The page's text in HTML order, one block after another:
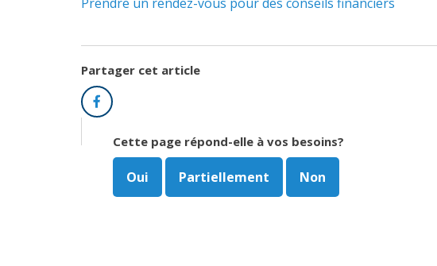
Partager cet article
Facebook
Cette page répond-elle à vos besoins?
Oui Partiellement Non